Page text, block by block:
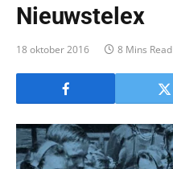
Nieuwstelex
18 oktober 2016 8 Mins Read